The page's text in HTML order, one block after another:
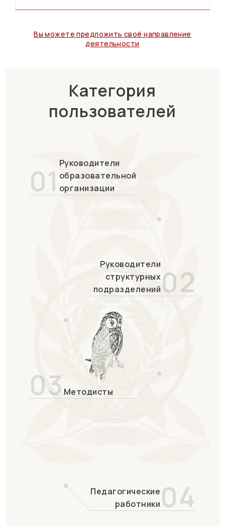
Вы можете предложить своё направление
деятельности
Категория
пользователей
01 Руководители
образовательной
организации
Руководители
структурных
подразделений02
03 Методисты
Педагогические
работники 04